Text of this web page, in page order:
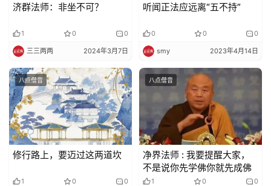
济群法师：非坐不可？
1 0 0
三三两两 2024年3月7日
听闻正法应远离“五不持”
0 0 0
smy 2023年4月14日
八点僧音
修行路上，要迈过这两道坎
1 0 0
八点僧音
净界法师 : 我要提醒大家，
不是说你先学佛你就先成佛
1 0 0